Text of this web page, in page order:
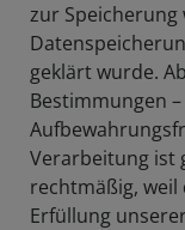
zur
geklärt wurde.
Bestimmungen
Verarbeitung ist
rechtmäßig,
Erfüllung